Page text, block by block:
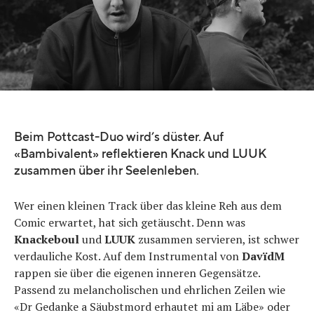
Quelle: YouTube
Beim Pottcast-Duo wird’s düster. Auf
«Bambivalent» reflektieren Knack und LUUK
zusammen über ihr Seelenleben.
Wer einen kleinen Track über das kleine Reh aus dem
Comic erwartet, hat sich getäuscht. Denn was
KnackeboulundLUUK zusammen servieren, ist schwer
verdauliche Kost. Auf dem Instrumental vonDavïdM
rappen sie über die eigenen inneren Gegensätze.
Passend zu melancholischen und ehrlichen Zeilen wie
«Dr Gedanke a Säubstmord erhautet mi am Läbe» oder